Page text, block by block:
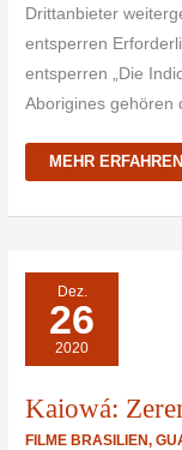
Drittanbieter
entsperren
entsperren „Die
Aborigines gehören
MEHR
Dez.
26
2020
Kaiowá:
FILME BRASILIEN,
KAIOWÁ:
ZEREMONIE
GEGEN
COVID
19.